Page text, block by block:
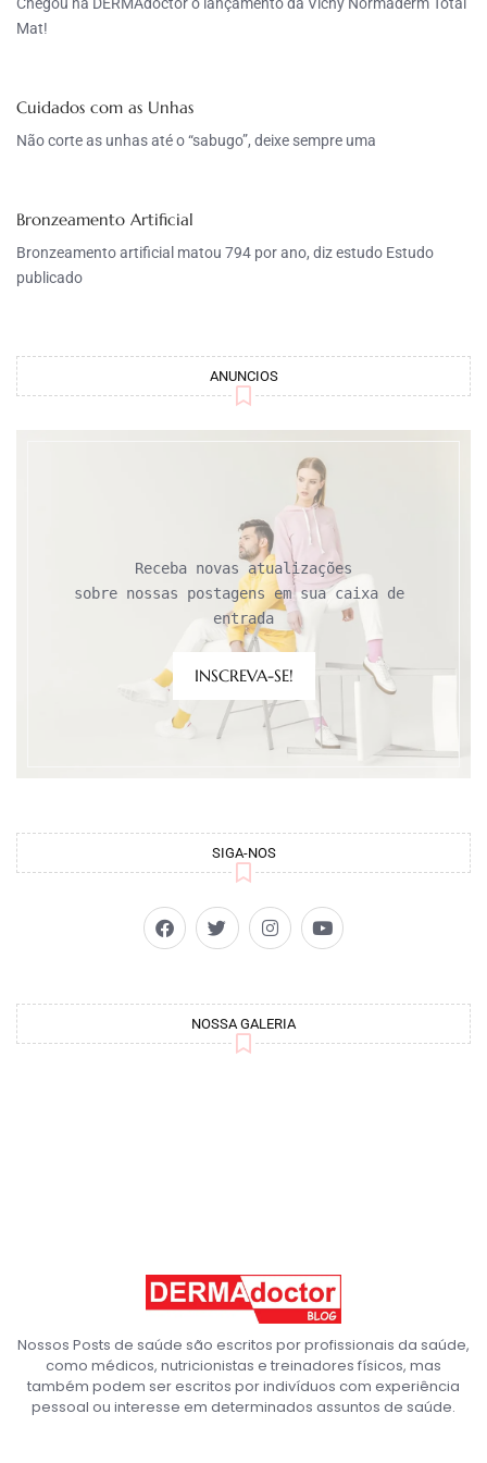
Mat!
Cuidados com as Unhas
Não corte as unhas até o “sabugo”, deixe sempre uma
Bronzeamento Artificial
Bronzeamento artificial matou 794 por ano, diz estudo Estudo
publicado
ANUNCIOS
Receba novas atualizações
sobre nossas postagens em sua caixa de
entrada
INSCREVA-SE!
SIGA-NOS
NOSSA GALERIA
Nossos Posts de saúde são escritos por profissionais da saúde,
como médicos, nutricionistas e treinadores físicos, mas
também podem ser escritos por indivíduos com experiência
pessoal ou interesse em determinados assuntos de saúde.